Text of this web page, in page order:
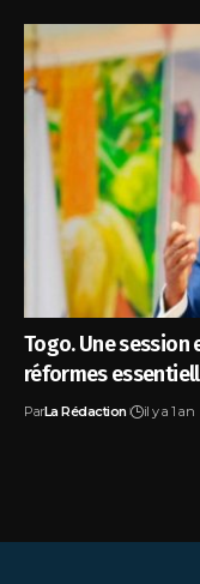
Togo. Une
réformes
ParLa Rédaction il y a 1 an